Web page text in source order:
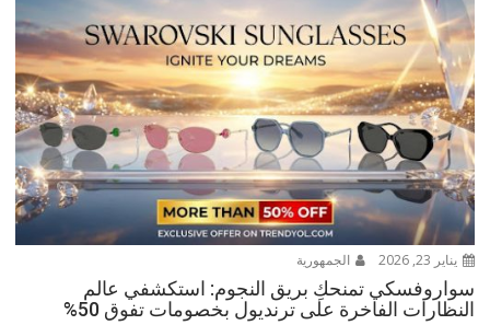
يناير 23, 2026 الجمهورية
سواروفسكي تمنحكِ بريق النجوم: استكشفي عالم
النظارات الفاخرة على ترنديول بخصومات تفوق 50%